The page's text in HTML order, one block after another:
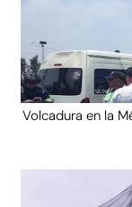
Volcadura en la